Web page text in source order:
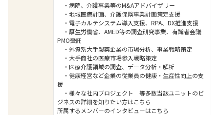
・病院、介護事業等のM&Aアドバイザリー
・地域医療計画、介護保険事業計画策定支援
・電子カルテシステム導入支援、RPA、DX推進支援
・厚生労働省、AMED等の調査研究事業、有識者会議
PMO受託
・外資系大手製薬企業の市場分析、事業戦略策定
・大手商社の医療市場参入戦略策定
・医療介護領域の調査、データ分析・解析
・健康経営など企業の従業員の健康・生産性向上の支
援
・様々な社内プロジェクト 等多数当該ユニットのビ
ジネスの詳細を知りたい方はこちら
所属するメンバーのインタビューはこちら